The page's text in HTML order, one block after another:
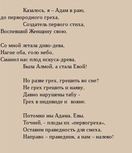
Казалось, я – Адам в раю,
до первородного греха,
Создатель первого стиха,
Воспевший Женщину свою.
Со мной летала диво-дева,
Нагие оба, голо небо,
Сманил нас плод искуса-древа,
Была Алмой, а стала Евой!
Но разве грех, грешить во сне?
Не грех грешить и наяву,
Давно нарушены табу -
Грех в индивиде и вовне.
Потомки мы Адама, Евы,
Точней, - плоды их «первогреха»,
Оставим праведность для смеха,
Направо – праведник, а нам – налево!